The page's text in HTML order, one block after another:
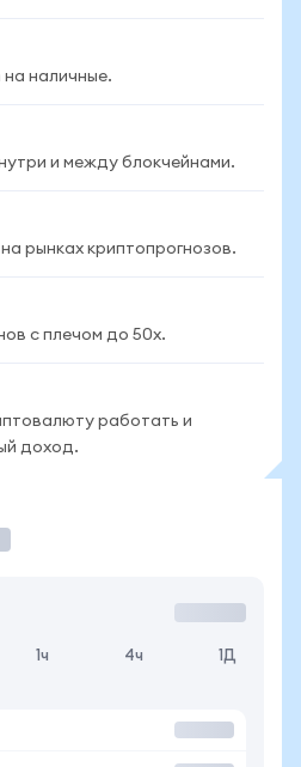
наличные.
и между блокчейнами.
на рынках криптопрогнозов.
с плечом до 50x.
работать и
доход.
1ч 4ч 1Д